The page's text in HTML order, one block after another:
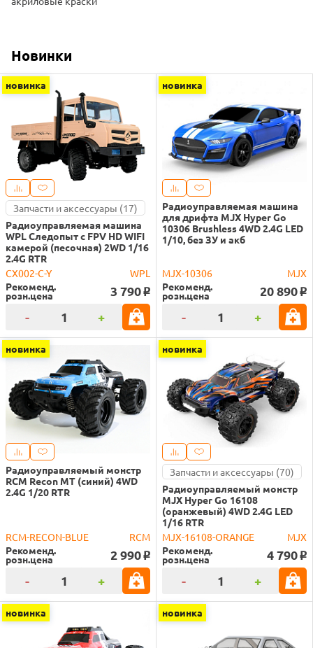
Новинки
новинка
Запчасти и аксессуары (17)
Радиоуправляемая машина
WPL Следопыт с FPV HD WIFI
камерой (песочная) 2WD 1/16
2.4G RTR
CX002-C-Y
WPL
Рекоменд.
розн.цена 3 790 o
- +
новинка
Радиоуправляемая машина
для дрифта MJX Hyper Go
10306 Brushless 4WD 2.4G LED
1/10, без ЗУ и акб
MJX-10306
MJX
Рекоменд.
розн.цена 20 890 o
- +
новинка
Радиоуправляемый монстр
RCM Recon MT (синий) 4WD
2.4G 1/20 RTR
RCM-RECON-BLUE
RCM
Рекоменд.
розн.цена 2 990 o
- +
новинка
Запчасти и аксессуары (70)
Радиоуправляемый монстр
MJX Hyper Go 16108
(оранжевый) 4WD 2.4G LED
1/16 RTR
MJX-16108-ORANGE
MJX
Рекоменд.
розн.цена 4 790 o
- +
новинка новинка